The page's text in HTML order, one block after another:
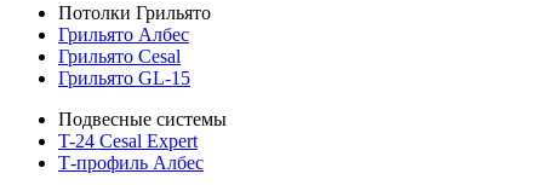
Потолки Грильято
Грильято Албес
Грильято Cesal
Грильято GL-15
Подвесные системы
T-24 Cesal Expert
Т-профиль Албес